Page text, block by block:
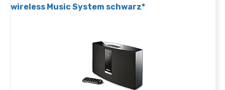
wireless Music System schwarz*